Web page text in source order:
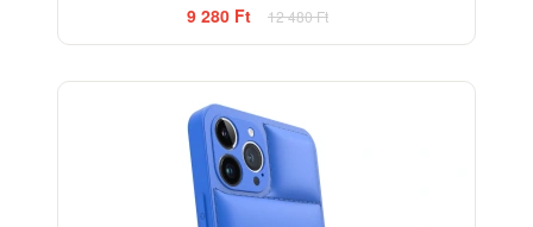
9 280 Ft
12 480 Ft